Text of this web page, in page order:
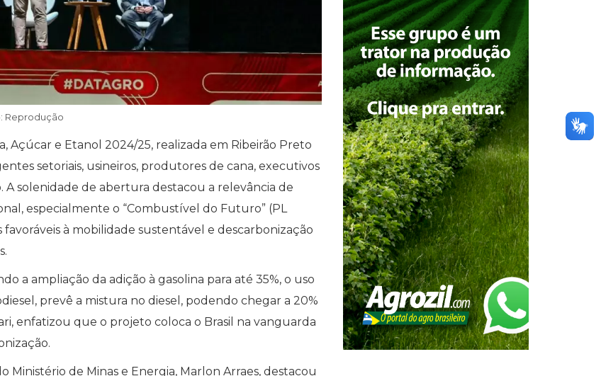
Reprodução
Açúcar e Etanol 2024/25, realizada em Ribeirão Preto
setoriais, usineiros, produtores de cana, executivos
solenidade de abertura destacou a relevância de
especialmente o “Combustível do Futuro” (PL
à mobilidade sustentável e descarbonização
a ampliação da adição à gasolina para até 35%, o uso
prevê a mistura no diesel, podendo chegar a 20%
enfatizou que o projeto coloca o Brasil na vanguarda
de Minas e Energia, Marlon Arraes, destacou